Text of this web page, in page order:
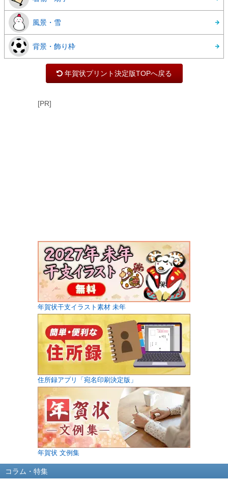
風景・雪
背景・飾り枠
年賀状プリント決定版TOPへ戻る
[PR]
年賀状干支イラスト素材 未年
住所録アプリ「宛名印刷決定版」
年賀状 文例集
コラム・特集